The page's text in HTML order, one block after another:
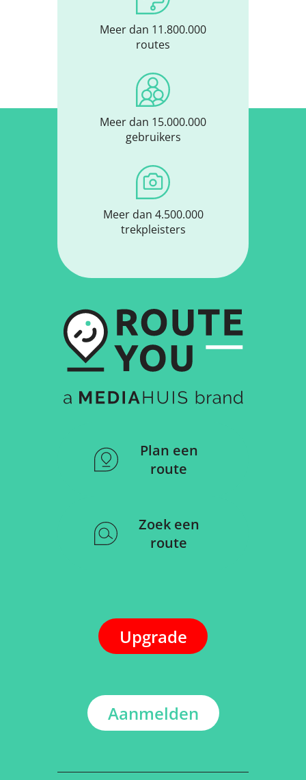
Meer dan 11.800.000
routes
Meer dan 15.000.000
gebruikers
Meer dan 4.500.000
trekpleisters
Plan een
route
Zoek een
route
Upgrade
Aanmelden